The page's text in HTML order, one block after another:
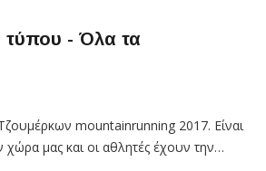
τύπου - Όλα τα
mountainrunning 2017. Είναι
μας και οι αθλητές έχουν την…